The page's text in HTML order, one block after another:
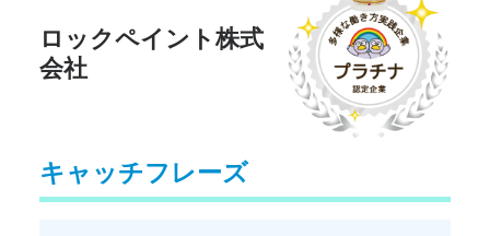
ロックペイント株式
会社
キャッチフレーズ